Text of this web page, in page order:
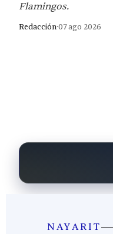
Flamingos.
Redacción·07 ago 2026
NAYARIT